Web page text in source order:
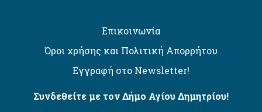
Επικοινωνία
Όροι χρήσης και Πολιτική Απορρήτου
Εγγραφή στο Newsletter!
Συνδεθείτε με τον Δήμο Αγίου Δημητρίου!